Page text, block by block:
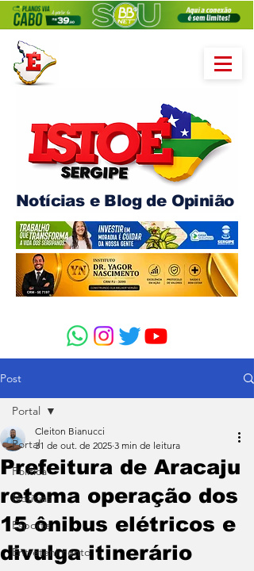
Notícias e Blog de Opinião
Post
Portal
Política
Notícias
Esporte
Entretenimento
Portal
Prefeitura de Aracaju
retoma operação dos
15 ônibus elétricos e
divulga itinerário
Cleiton Bianucci
31 de out. de 2025 3 min de leitura